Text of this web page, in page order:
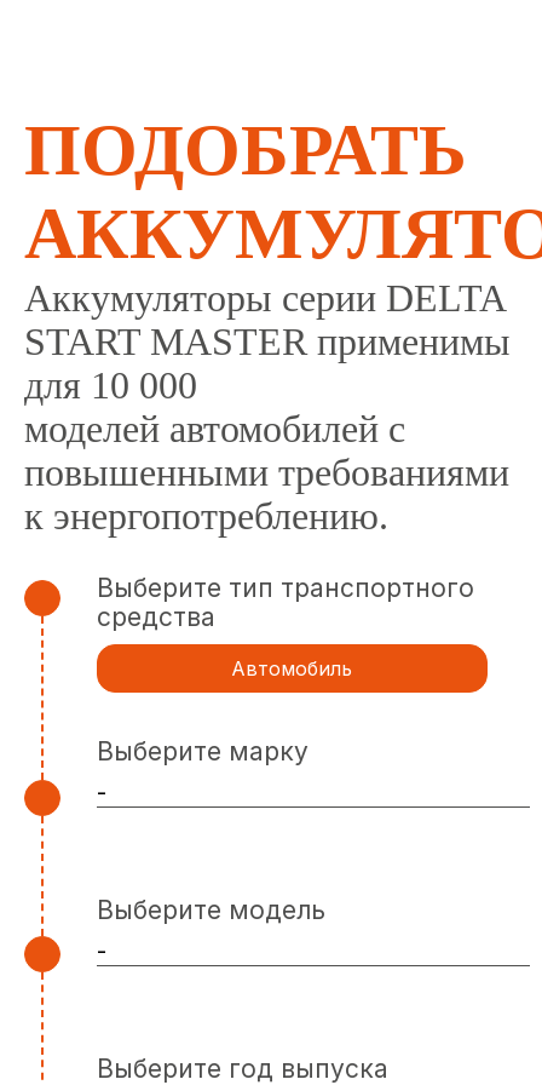
ПОДОБРАТЬ
Аккумуляторы серии DELTA
START MASTER применимы
для 10 000
моделей автомобилей с
повышенными требованиями
к энергопотреблению.
Выберите тип транспортного
средства
Автомобиль
Выберите марку
Выберите модель
Выберите год выпуска